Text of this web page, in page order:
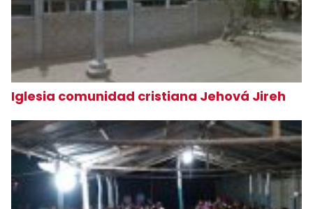
Iglesia comunidad cristiana Jehová Jireh